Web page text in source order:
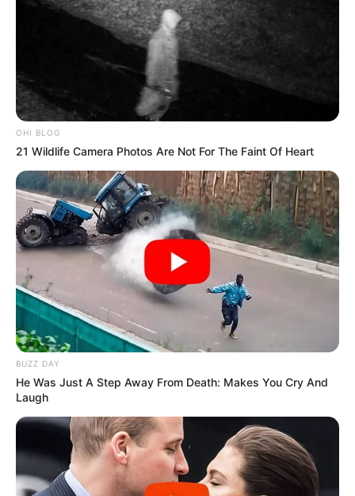
TAGS
ΤΑΥΤΟΤΗΤΑ ΚΑΙ ΕΠΙΚΟΙΝΩΝΙΑ ΟΡΟΙ ΧΡΗΣΗΣ
OHI BLOG
21 Wildlife Camera Photos Are Not For The Faint Of Heart
BUZZ DAY
He Was Just A Step Away From Death: Makes You Cry And
Laugh